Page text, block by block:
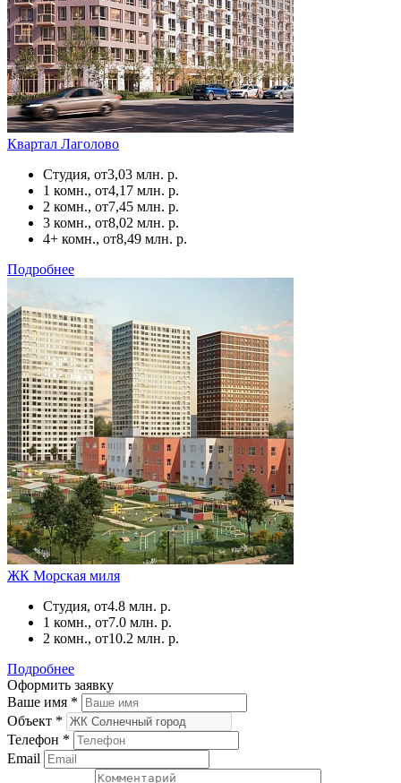
Квартал Лаголово
Студия, от3,03 млн. р.
1 комн., от4,17 млн. р.
2 комн., от7,45 млн. р.
3 комн., от8,02 млн. р.
4+ комн., от8,49 млн. р.
Подробнее
ЖК Морская миля
Студия, от4.8 млн. р.
1 комн., от7.0 млн. р.
2 комн., от10.2 млн. р.
Подробнее
Оформить заявку
Ваше имя *
Объект *
Телефон *
Email